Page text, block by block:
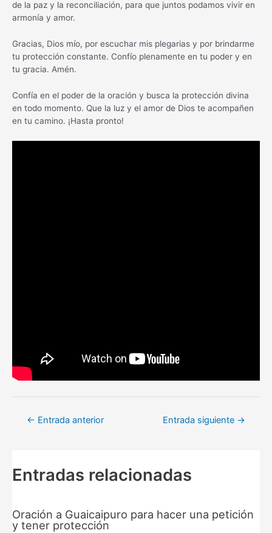
de la paz y la reconciliación, para que juntos podamos vivir en
armonía y amor.
Gracias, Dios mío, por escuchar mis plegarias y por brindarme
tu protección constante. Confío plenamente en tu poder y en
tu gracia. Amén.
Confía en el poder de la oración y busca la protección divina
en todo momento. Que la luz y el amor de Dios te acompañen
en tu camino. ¡Hasta pronto!
Navegación
← Entrada anterior Entrada siguiente →
Entradas relacionadas
Oración a Guaicaipuro para hacer una petición
y tener protección